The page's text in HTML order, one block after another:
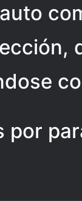
por